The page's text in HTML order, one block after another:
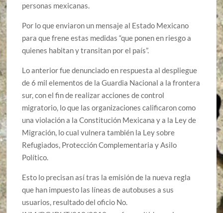
personas mexicanas.
Por lo que enviaron un mensaje al Estado Mexicano
para que frene estas medidas “que ponen en riesgo a
quienes habitan y transitan por el país”.
Lo anterior fue denunciado en respuesta al despliegue
de 6 mil elementos de la Guardia Nacional a la frontera
sur, con el fin de realizar acciones de control
migratorio, lo que las organizaciones calificaron como
una violación a la Constitución Mexicana y a la Ley de
Migración, lo cual vulnera también la Ley sobre
Refugiados, Protección Complementaria y Asilo
Político.
Esto lo precisan así tras la emisión de la nueva regla
que han impuesto las líneas de autobuses a sus
usuarios, resultado del oficio No.